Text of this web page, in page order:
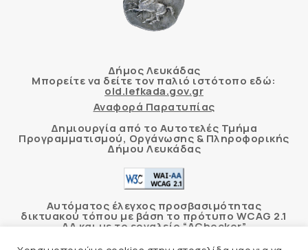
Δήμος Λευκάδας
Μπορείτε να δείτε τον παλιό ιστότοπο εδώ:
old.lefkada.gov.gr
Αναφορά Παρατυπίας
Δημιουργία από το Αυτοτελές Τμήμα
Προγραμματισμού, Οργάνωσης & Πληροφορικής
Δήμου Λευκάδας
Αυτόματος έλεγχος προσβασιμότητας
δικτυακού τόπου με βάση το πρότυπο WCAG 2.1
AA και με το εργαλείο “AChecker”